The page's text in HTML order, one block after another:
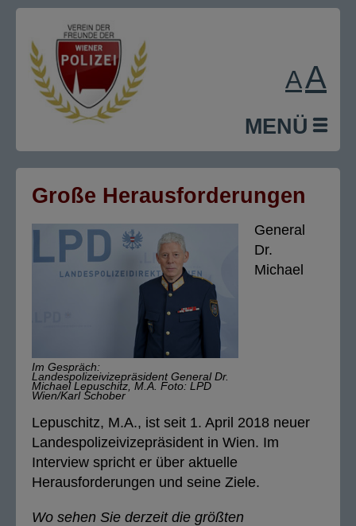
MENÜ
AA
Große Herausforderungen
Im Gespräch:
Landespolizeivizepräsident General Dr.
Michael Lepuschitz, M.A. Foto: LPD
Wien/Karl Schober
General
Dr.
Michael
Lepuschitz, M.A., ist seit 1. April 2018 neuer
Landespolizeivizepräsident in Wien. Im
Interview spricht er über aktuelle
Herausforderungen und seine Ziele.
Wo sehen Sie derzeit die größten